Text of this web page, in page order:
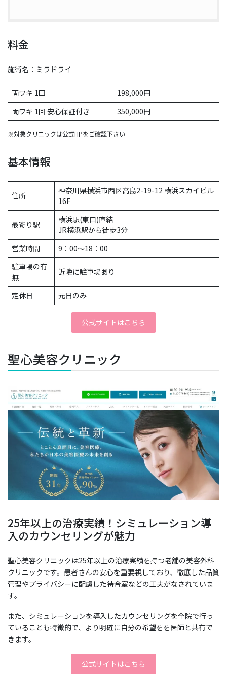
料金
施術名：ミラドライ
両ワキ 1回
198,000円
両ワキ 1回 安心保証付き
350,000円
※対象クリニックは公式HPをご確認下さい
基本情報
住所
神奈川県横浜市西区高島2-19-12 横浜スカイビル
16F
最寄り駅
横浜駅(東口)直結
JR横浜駅から徒歩3分
営業時間
9：00～18：00
駐車場の有
無
近隣に駐車場あり
定休日 元日のみ
公式サイトはこちら
聖心美容クリニック
25年以上の治療実績！シミュレーション導
入のカウンセリングが魅力
聖心美容クリニックは25年以上の治療実績を持つ老舗の美容外科
クリニックです。患者さんの安心を重要視しており、徹底した品質
管理やプライバシーに配慮した待合室などの工夫がなされていま
す。
また、シミュレーションを導入したカウンセリングを全院で行っ
ていることも特徴的で、より明確に自分の希望をを医師と共有で
きます。
公式サイトはこちら